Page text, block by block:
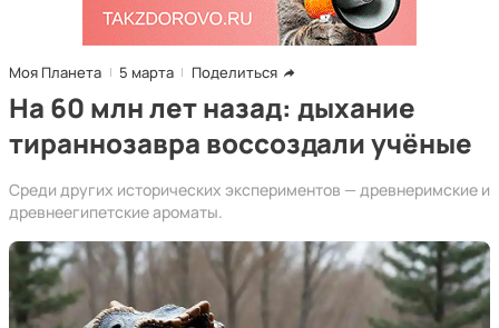
Моя Планета 5 марта Поделиться
На 60 млн лет назад: дыхание
тираннозавра воссоздали учёные
Среди других исторических экспериментов — древнеримские и
древнеегипетские ароматы.